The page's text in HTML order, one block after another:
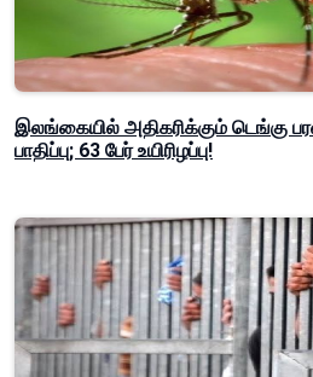
இலங்கையில் அதிகரிக்கும் டெங்கு
பாதிப்பு; 63 பேர் உயிரிழப்பு!